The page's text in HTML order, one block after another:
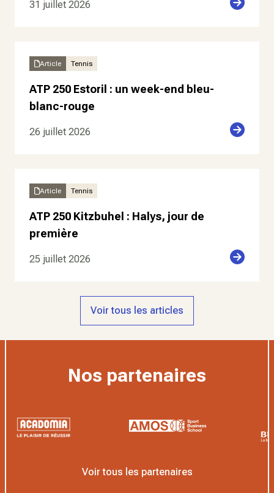
31 juillet 2026
Article Tennis
ATP 250 Estoril : un week-end bleu-
blanc-rouge
26 juillet 2026
Article Tennis
ATP 250 Kitzbuhel : Halys, jour de
première
25 juillet 2026
Voir tous les articles
Nos partenaires
Voir tous les partenaires